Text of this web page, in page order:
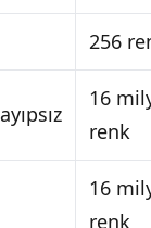
256
16
renk
16
renk